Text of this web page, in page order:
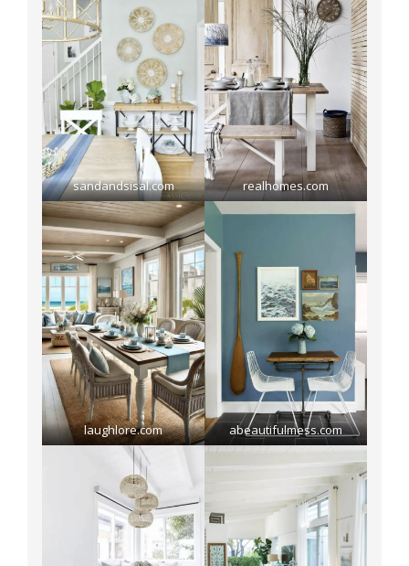
sandandsisal.com realhomes.com
laughlore.com abeautifulmess.com